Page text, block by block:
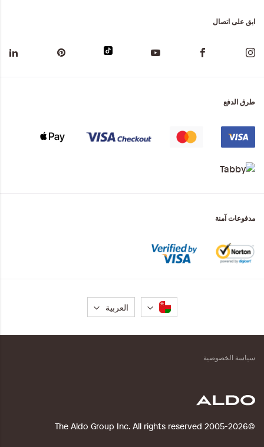
ابق على اتصال
طرق الدفع
مدفوعات آمنة
لغة
العربية
©2005-2026 The Aldo Group Inc. All rights reserved
سياسة الخصوصية